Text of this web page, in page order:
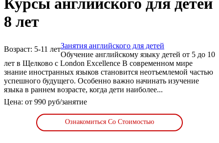
Курсы английского для детей
8 лет
Занятия английского для детей
Возраст: 5-11 лет
Обучение английскому языку детей от 5 до 10
лет в Щелково с London Excellence В современном мире
знание иностранных языков становится неотъемлемой частью
успешного будущего. Особенно важно начинать изучение
языка в раннем возрасте, когда дети наиболее...
Цена: от 990 руб/занятие
Ознакомиться Со Стоимостью